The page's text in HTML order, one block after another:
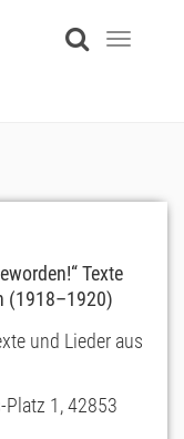
Toggle
Texte
(1918–1920)
und Lieder aus
Platz 1, 42853